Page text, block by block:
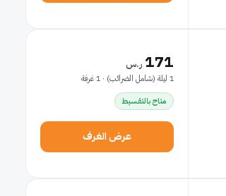
171 ر.س
1 ليلة (شامل الضرائب) · 1 غرفة
متاح بالتقسيط
عرض الغرف